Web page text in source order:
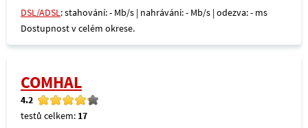
DSL/ADSL: stahování: - Mb/s | nahrávání: - Mb/s | odezva: - ms
Dostupnost v celém okrese.
COMHAL
4.2
testů celkem: 17